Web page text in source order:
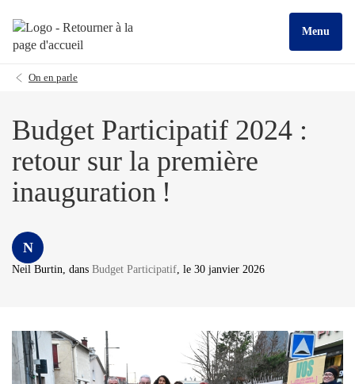
Menu
On en parle
Budget Participatif 2024 :
retour sur la première
inauguration !
N
Neil Burtin, dans Budget Participatif, le 30 janvier 2026